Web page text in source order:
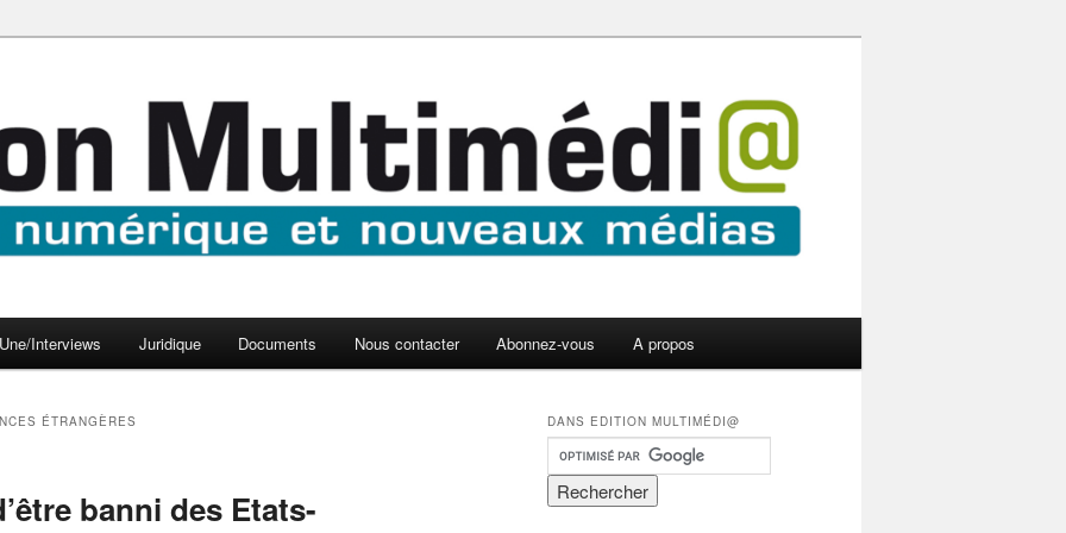
Une/Interviews Juridique Documents Nous contacter Abonnez-vous A propos
ÉTRANGÈRES
banni des Etats-
DANS EDITION MULTIMÉDI@